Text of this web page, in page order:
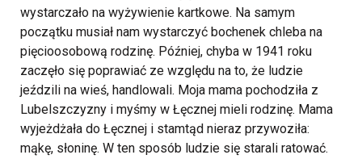
wystarczało na wyżywienie kartkowe. Na samym
początku musiał nam wystarczyć bochenek chleba na
pięcioosobową rodzinę. Później, chyba w 1941 roku
zaczęło się poprawiać ze względu na to, że ludzie
jeździli na wieś, handlowali. Moja mama pochodziła z
Lubelszczyzny i myśmy w Łęcznej mieli rodzinę. Mama
wyjeżdżała do Łęcznej i stamtąd nieraz przywoziła:
mąkę, słoninę. W ten sposób ludzie się starali ratować.